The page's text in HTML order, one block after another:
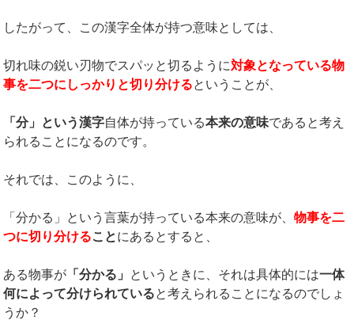
したがって、この漢字全体が持つ意味としては、
切れ味の鋭い刃物でスパッと切るように対象となっている物
事を二つにしっかりと切り分けるということが、
「分」という漢字自体が持っている本来の意味であると考え
られることになるのです。
それでは、このように、
「分かる」という言葉が持っている本来の意味が、物事を二
つに切り分けることにあるとすると、
ある物事が 「分かる」 というときに、それは具体的には一体
何によって分けられていると考えられることになるのでしょ
うか？